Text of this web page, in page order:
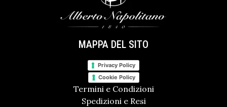
MAPPA DEL SITO
Privacy Policy
Cookie Policy
Termini e Condizioni
Spedizioni e Resi